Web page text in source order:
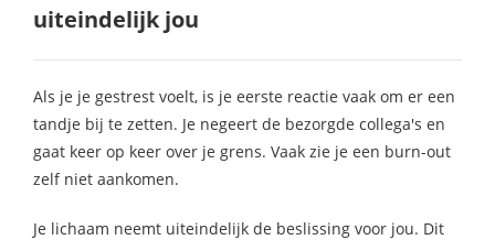
uiteindelijk jou
Als je je gestrest voelt, is je eerste reactie vaak om er een
tandje bij te zetten. Je negeert de bezorgde collega's en
gaat keer op keer over je grens. Vaak zie je een burn-out
zelf niet aankomen.
Je lichaam neemt uiteindelijk de beslissing voor jou. Dit